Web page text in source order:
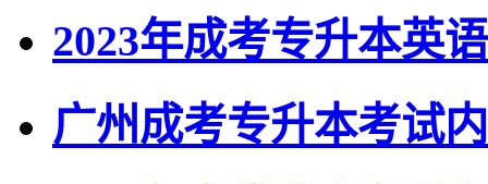
2023年成考专升本英
广州成考专升本考试